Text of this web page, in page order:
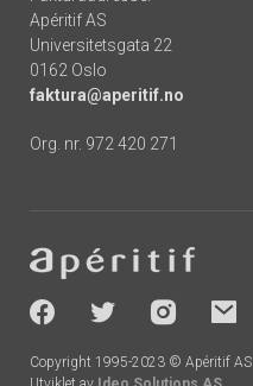
Apéritif AS
Universitetsgata 22
0162 Oslo
faktura@aperitif.no
Org. nr. 972 420 271
-
socials
Copyright 1995-2023 © Apéritif AS